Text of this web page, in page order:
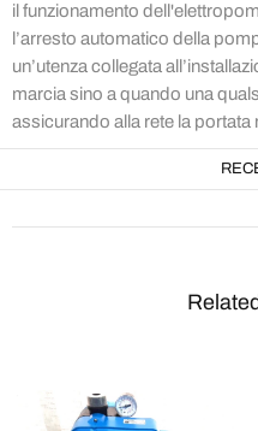
il funzionamento
l’arresto automatico della
un’utenza collegata
marcia sino a quando una
assicurando alla rete la portata